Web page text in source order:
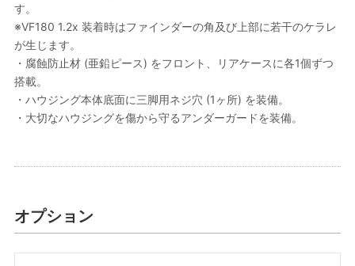
す。
※VF180 1.2x 装着時はファインダーの角及び上部に若干のケラレ
が生じます。
・腐蝕防止材 (亜鉛ピース) をフロント、リアケースに各1個ずつ
搭載。
・ハウジング本体底面に三脚用ネジ穴 (1ヶ所) を装備。
・大切なハウジングを傷から守るアンダーガードを装備。
オプション